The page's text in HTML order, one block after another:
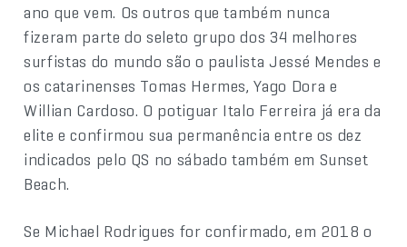
ano que vem. Os outros que também nunca
fizeram parte do seleto grupo dos 34 melhores
surfistas do mundo são o paulista Jessé Mendes e
os catarinenses Tomas Hermes, Yago Dora e
Willian Cardoso. O potiguar Italo Ferreira já era da
elite e confirmou sua permanência entre os dez
indicados pelo QS no sábado também em Sunset
Beach.
Se Michael Rodrigues for confirmado, em 2018 o